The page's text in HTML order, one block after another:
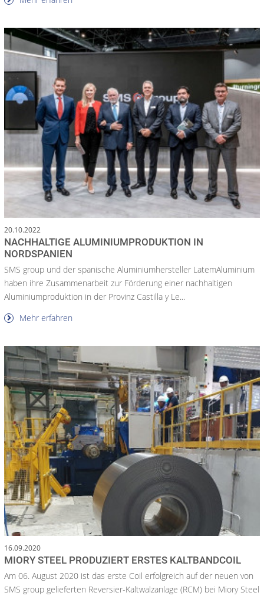
20.10.2022
NACHHALTIGE ALUMINIUMPRODUKTION IN
NORDSPANIEN
SMS group und der spanische Aluminiumhersteller LatemAluminium
haben ihre Zusammenarbeit zur Förderung einer nachhaltigen
Aluminiumproduktion in der Provinz Castilla y Le...
Mehr erfahren
16.09.2020
MIORY STEEL PRODUZIERT ERSTES KALTBANDCOIL
Am 06. August 2020 ist das erste Coil erfolgreich auf der neuen von
SMS group gelieferten Reversier-Kaltwalzanlage (RCM) bei Miory Steel